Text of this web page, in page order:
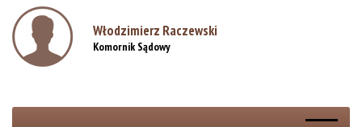
Włodzimierz Raczewski
Komornik Sądowy